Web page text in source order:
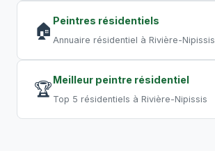
🏠 Peintres résidentiels
Annuaire résidentiel à Rivière-Nipissis
🏆Meilleur peintre résidentiel
Top 5 résidentiels à Rivière-Nipissis